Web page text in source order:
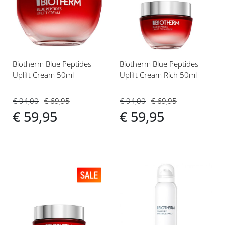
aan
verlanglijst
Biotherm Blue Peptides
Uplift Cream 50ml
€ 94,00
€ 59,95
€ 69,95
aan
verlanglijst
Biotherm Blue Peptides
Uplift Cream Rich 50ml
€ 94,00
€ 59,95
€ 69,95
aan
verlanglijst